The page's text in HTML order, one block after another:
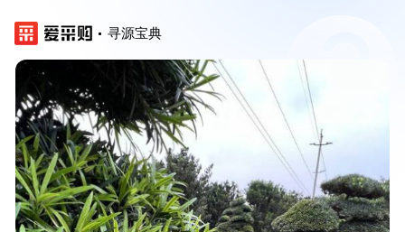
寻源宝典